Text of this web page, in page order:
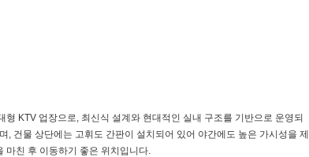
KTV 업장으로, 최신식 설계와 현대적인 실내 구조를 기반으로 운영되
건물 상단에는 고휘도 간판이 설치되어 있어 야간에도 높은 가시성을 제
마친 후 이동하기 좋은 위치입니다.